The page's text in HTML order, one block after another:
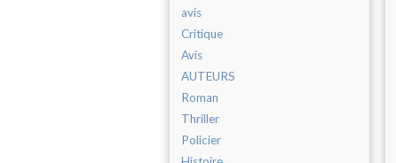
avis
Critique
Avis
AUTEURS
Roman
Thriller
Policier